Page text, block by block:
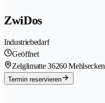
ZwiDos
Industriebedarf
Geöffnet
Zelglimatte 36260 Mehlsecken
Termin reservieren